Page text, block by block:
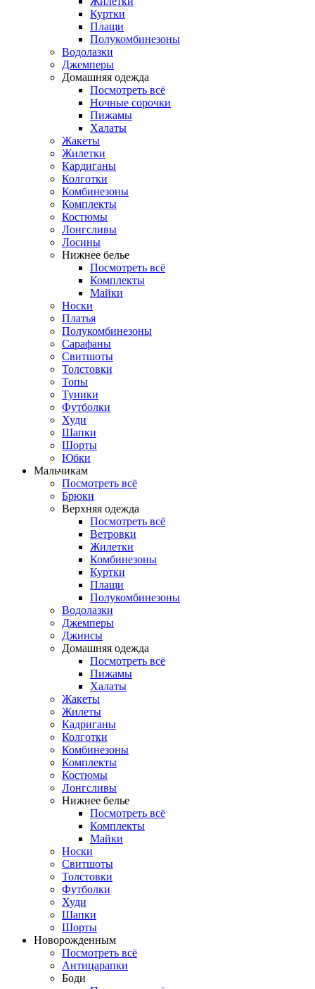
Куртки
Плащи
Полукомбинезоны
Водолазки
Джемперы
Домашняя одежда
Посмотреть всё
Ночные сорочки
Пижамы
Халаты
Жакеты
Жилетки
Кардиганы
Колготки
Комбинезоны
Комплекты
Костюмы
Лонгсливы
Лосины
Нижнее белье
Посмотреть всё
Комплекты
Майки
Носки
Платья
Полукомбинезоны
Сарафаны
Свитшоты
Толстовки
Топы
Туники
Футболки
Худи
Шапки
Шорты
Юбки
Мальчикам
Посмотреть всё
Брюки
Верхняя одежда
Посмотреть всё
Ветровки
Жилетки
Комбинезоны
Куртки
Плащи
Полукомбинезоны
Водолазки
Джемперы
Джинсы
Домашняя одежда
Посмотреть всё
Пижамы
Халаты
Жакеты
Жилеты
Кадриганы
Колготки
Комбинезоны
Комплекты
Костюмы
Лонгсливы
Нижнее белье
Посмотреть всё
Комплекты
Майки
Носки
Свитшоты
Толстовки
Футболки
Худи
Шапки
Шорты
Новорожденным
Посмотреть всё
Антицарапки
Боди